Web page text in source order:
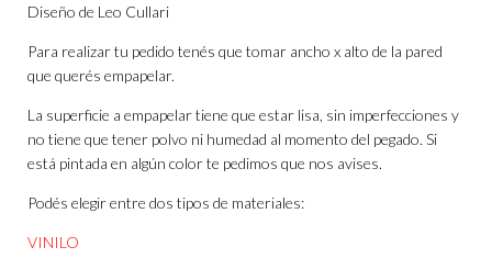
Diseño de Leo Cullari
Para realizar tu pedido tenés que tomar ancho x alto de la pared
que querés empapelar.
La superficie a empapelar tiene que estar lisa, sin imperfecciones y
no tiene que tener polvo ni humedad al momento del pegado. Si
está pintada en algún color te pedimos que nos avises.
Podés elegir entre dos tipos de materiales:
VINILO